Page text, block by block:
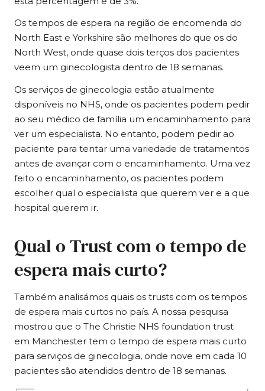
Os tempos de espera na região de encomenda do
North East e Yorkshire são melhores do que os do
North West, onde quase dois terços dos pacientes
veem um ginecologista dentro de 18 semanas.
Os serviços de ginecologia estão atualmente
disponíveis no NHS, onde os pacientes podem pedir
ao seu médico de família um encaminhamento para
ver um especialista. No entanto, podem pedir ao
paciente para tentar uma variedade de tratamentos
antes de avançar com o encaminhamento. Uma vez
feito o encaminhamento, os pacientes podem
escolher qual o especialista que querem ver e a que
hospital querem ir.
Qual o Trust com o tempo de
espera mais curto?
Também analisámos quais os trusts com os tempos
de espera mais curtos no país. A nossa pesquisa
mostrou que o The Christie NHS foundation trust
em Manchester tem o tempo de espera mais curto
para serviços de ginecologia, onde nove em cada 10
pacientes são atendidos dentro de 18 semanas.